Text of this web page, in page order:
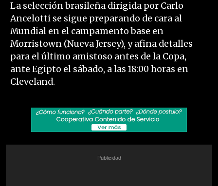
La selección brasileña dirigida por Carlo
Ancelotti se sigue preparando de cara al
Mundial en el campamento base en
Morristown (Nueva Jersey), y afina detalles
para el último amistoso antes de la Copa,
ante Egipto el sábado, a las 18:00 horas en
Cleveland.